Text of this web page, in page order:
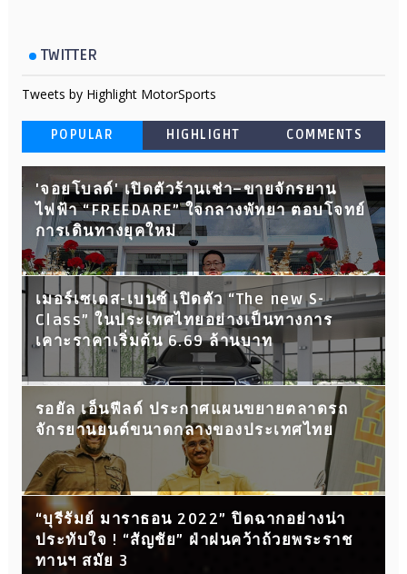
TWITTER
Tweets by Highlight MotorSports
POPULAR HIGHLIGHT COMMENTS
'จอยโบลด์' เปิดตัวร้านเช่า–ขายจักรยาน
ไฟฟ้า “FREEDARE” ใจกลางพัทยา ตอบโจทย์
การเดินทางยุคใหม่
เมอร์เซเดส-เบนซ์ เปิดตัว “The new S-
Class” ในประเทศไทยอย่างเป็นทางการ
เคาะราคาเริ่มต้น 6.69 ล้านบาท
รอยัล เอ็นฟีลด์ ประกาศแผนขยายตลาดรถ
จักรยานยนต์ขนาดกลางของประเทศไทย
“บุรีรัมย์ มาราธอน 2022” ปิดฉากอย่างน่า
ประทับใจ ! “สัญชัย” ฝ่าฝนคว้าถ้วยพระราช
ทานฯ สมัย 3